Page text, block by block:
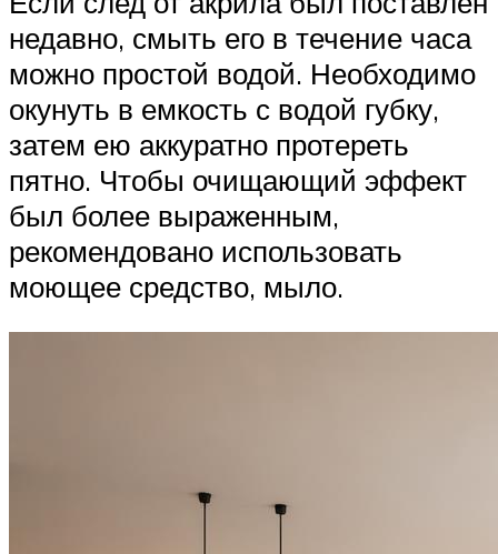
недавно, смыть его в течение часа
можно простой водой. Необходимо
окунуть в емкость с водой губку,
затем ею аккуратно протереть
пятно. Чтобы очищающий эффект
был более выраженным,
рекомендовано использовать
моющее средство, мыло.